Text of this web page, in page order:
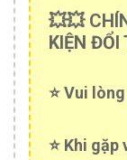
💥💥
KIỆN ĐỔI
⭐️ Vui
⭐️ Khi gặp